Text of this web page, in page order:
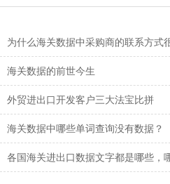
为什么海关数据中采购商的联系方式
海关数据的前世今生
外贸进出口开发客户三大法宝比拼
海关数据中哪些单词查询没有数据？
各国海关进出口数据文字都是哪些，